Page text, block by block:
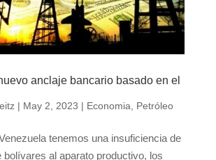
anclaje bancario basado en el
| May 2, 2023 | Economia Petróleo
tenemos una insuficiencia de
al aparato productivo, los